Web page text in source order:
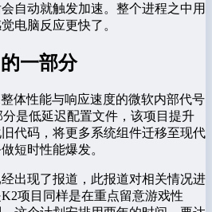
自动就触发加速。整个进程之中用
电脑反应更快了。
一部分
整体性能与响应速度的微软内部代号
是低延迟配置文件，该项目提升
代码，将更多系统组件迁移至现代
短时性能爆发。
出现了报道，此报道对相关情况进
项目同样是在重点留意游戏性